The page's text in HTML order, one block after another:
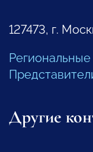
127473, г.
Другие